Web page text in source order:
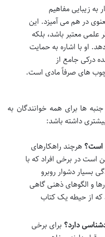
به زیبایی مفاهیم
در هم می آمیزد. این
علمی معتبر باشد، بلکه
او با اشاره به حمایت
درکی جامع از
های صرفاً مادی است.
ها برای همه خوانندگان به
داشته باشد:
است؟ هرچند راهکارهای
است در برخی افراد که با
بسیار دشوار روبرو
و الگوهای ذهنی گاهی
که از حیطه یک کتاب
دارد؟ برای برخی